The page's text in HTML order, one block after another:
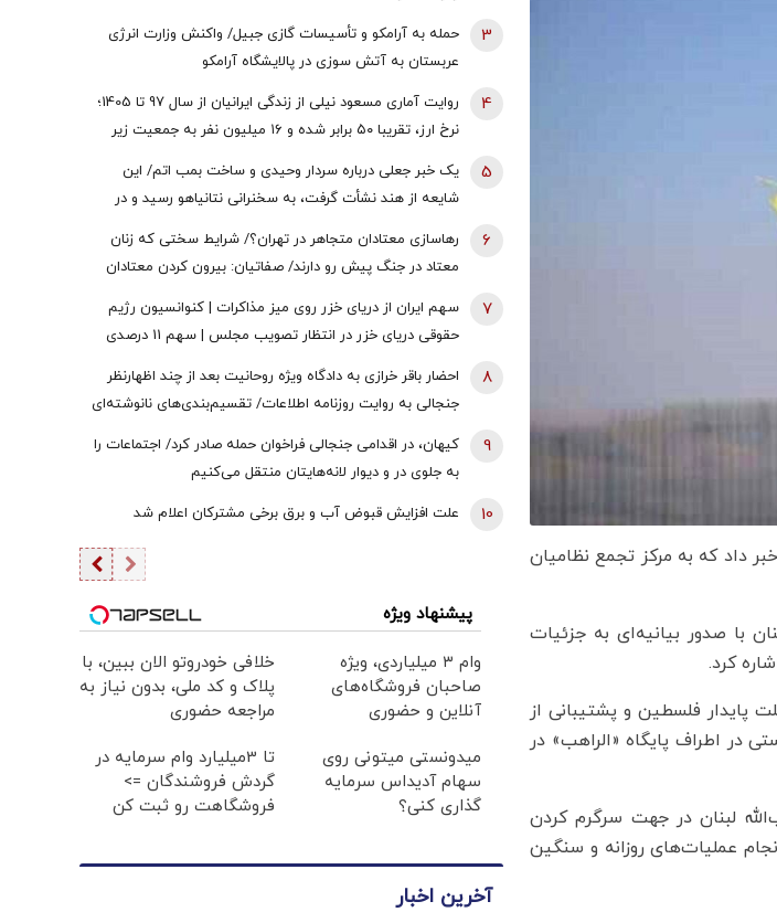
داد که به مرکز تجمع نظامیان
با صدور بیانیه‌ای به جزئیات
کرد.
پایدار فلسطین و پشتیبانی از
در اطراف پایگاه «الراهب» در
لبنان در جهت سرگرم کردن
عملیات‌های روزانه و سنگین
حمله به آرامکو و تأسیسات گازی جبیل/ واکنش وزارت انرژی
عربستان به آتش سوزی در پالایشگاه آرامکو
3
روایت آماری مسعود نیلی از زندگی ایرانیان از سال 97 تا 1405؛
نرخ ارز، تقریبا ۵۰ برابر شده و ۱۶‌ میلیون نفر به جمعیت زیر
رویکرد ساخته می‌شود؛ حکمرانی عرصه جنگاوری است یا عرصه
فراهم‌آوری صلح؟
4
یک خبر جعلی درباره سردار وحیدی و ساخت بمب اتم/ این
شایعه از هند نشأت گرفت، به سخنرانی نتانیاهو رسید و در
5
رهاسازی معتادان متجاهر در تهران؟/ شرایط سختی که زنان
معتاد در جنگ پیش رو دارند/ صفاتیان: بیرون کردن معتادان
6
سهم ایران از دریای خزر روی میز مذاکرات | کنوانسیون رژیم
حقوقی دریای خزر در انتظار تصویب مجلس | سهم 11 درصدی
7
احضار باقر خرازی به دادگاه ویژه روحانیت بعد از چند اظهارنظر
جنجالی به روایت روزنامه اطلاعات/ تقسیم‌بندی‌های نانوشته‌ای
سرمایه‌آفرین نیست
8
کیهان، در اقدامی جنجالی فراخوان حمله صادر کرد/ اجتماعات را
به جلوی در و دیوار لانه‌هایتان منتقل می‌کنیم
9
علت افزایش قبوض آب و برق برخی مشترکان اعلام شد 10
پیشنهاد ویژه
وام ۳ میلیاردی، ویژه
صاحبان فروشگاه‌های
آنلاین و حضوری
خلافی خودروتو الان ببین، با
پلاک و کد ملی، بدون نیاز به
مراجعه حضوری
میدونستی میتونی روی
سهام آدیداس سرمایه
گذاری کنی؟
تا 3میلیارد وام سرمایه در
گردش فروشندگان =>
فروشگاهت رو ثبت کن
آخرین اخبار